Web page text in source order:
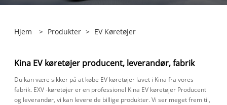
Hjem > Produkter > EV Køretøjer
Kina EV køretøjer producent, leverandør, fabrik
Du kan være sikker på at købe EV køretøjer lavet i Kina fra vores
fabrik. EXV -køretøjer er en professionel Kina EV køretøjer Producent
og leverandør, vi kan levere de billige produkter. Vi ser meget frem til,